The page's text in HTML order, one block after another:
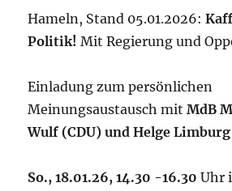
Hameln, Stand 05.01.2026:
Politik! Mit Regierung und
Einladung zum persönlichen
Meinungsaustausch mitMdB
Wulf (CDU)und Helge
So., 18.01.26, 14.30 -16.30 Uhr